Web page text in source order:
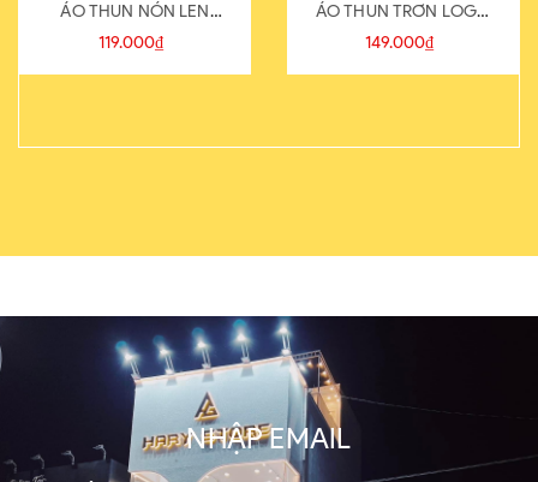
ÁO THUN NÓN LEN
821-1
119.000₫
ÁO THUN TRƠN LOGO
SAU
149.000₫
NHẬP EMAIL